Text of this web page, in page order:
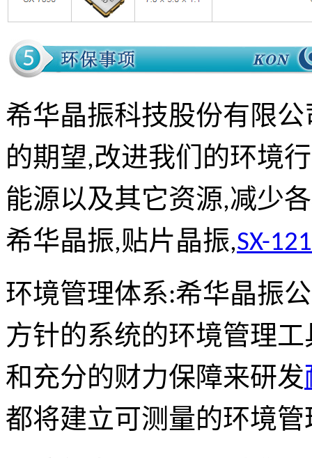
希华晶振科技股份有限
的期望,改进我们的环境
能源以及其它资源,减少
希华晶振,贴片晶振,SX-
环境管理体系:希华晶振
方针的系统的环境管理
和充分的财力保障来研发
都将建立可测量的环境